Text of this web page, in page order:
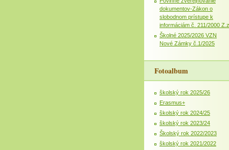
dokumentov-Zákon o
slobodnom prístupe k
informáciám č. 211/2000 Z.z
Školné 2025/2026 VZN
Nové Zámky č.1/2025
Fotoalbum
školský rok 2025/26
Erasmus+
školský rok 2024/25
školský rok 2023/24
Školský rok 2022/2023
školský rok 2021/2022